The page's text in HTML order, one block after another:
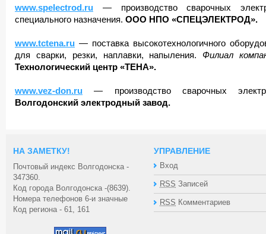
www.spelectrod.ru — производство сварочных
специального назначения. ООО НПО «СПЕЦЭЛЕКТРОД».
www.tctena.ru — поставка высокотехнологичного
для сварки, резки, наплавки, напыления. Филиал
Технологический центр «ТЕНА».
www.vez-don.ru — производство сварочных
Волгодонский электродный завод.
НА ЗАМЕТКУ!
Почтовый индекс Волгодонска -
347360.
Код города Волгодонска -(8639).
Номера телефонов 6-и значные
Код региона - 61, 161
УПРАВЛЕНИЕ
Вход
RSS Записей
RSS Комментариев